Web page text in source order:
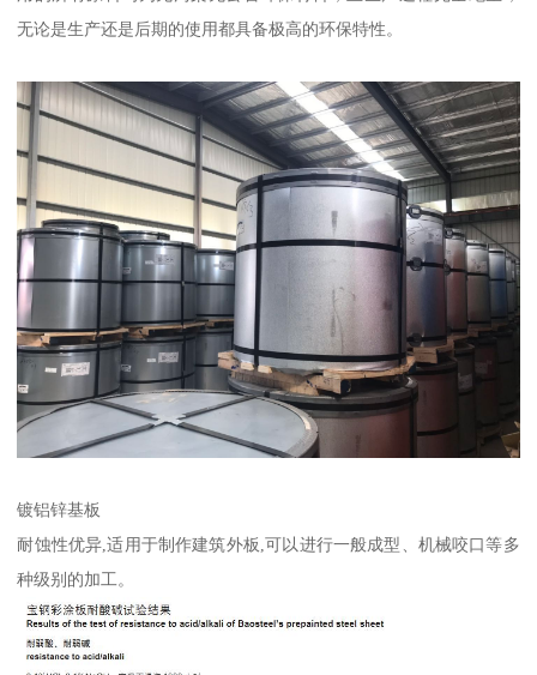
无论是生产还是后期的使用都具备极高的环保特性。
镀铝锌基板
耐蚀性优异,适用于制作建筑外板,可以进行一般成型、机械咬口等多
种级别的加工。